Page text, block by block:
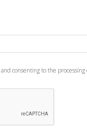
and consenting to the